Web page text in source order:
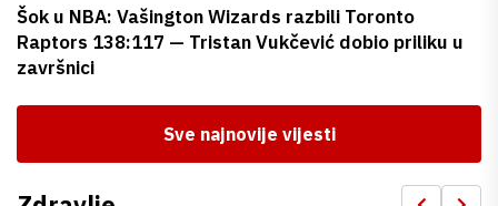
Šok u NBA: Vašington Wizards razbili Toronto
Raptors 138:117 — Tristan Vukčević dobio priliku u
završnici
Sve najnovije vijesti